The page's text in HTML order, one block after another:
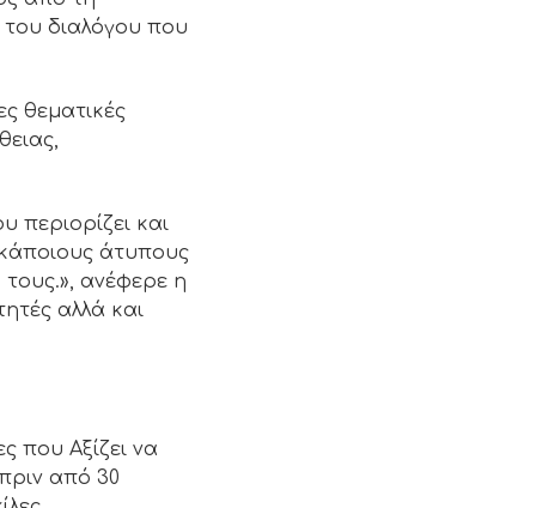
διαλόγου που
θεματικές
και
άτυπους
ανέφερε η
αλλά και
που Αξίζει να
από 30